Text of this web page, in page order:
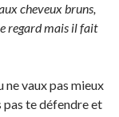
cheveux bruns,
regard mais il fait
ne vaux pas mieux
pas te défendre et